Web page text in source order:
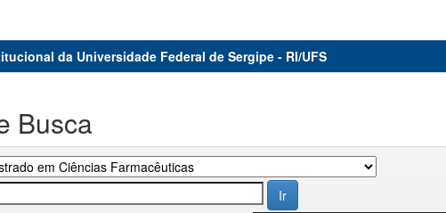
da Universidade Federal de Sergipe - RI/UFS
Busca